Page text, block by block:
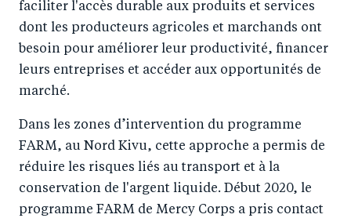
faciliter l'accès durable aux produits et services
dont les producteurs agricoles et marchands ont
besoin pour améliorer leur productivité, financer
leurs entreprises et accéder aux opportunités de
marché.
Dans les zones d’intervention du programme
FARM, au Nord Kivu, cette approche a permis de
réduire les risques liés au transport et à la
conservation de l'argent liquide. Début 2020, le
programme FARM de Mercy Corps a pris contact